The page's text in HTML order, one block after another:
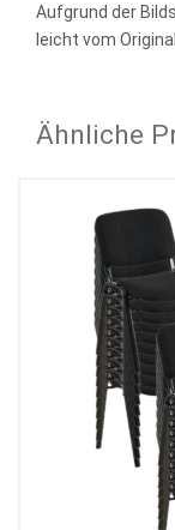
Aufgrund der
leicht vom
Ähnliche